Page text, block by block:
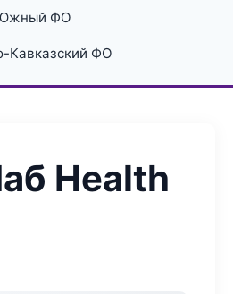
ФО
Кавказский ФО
Health